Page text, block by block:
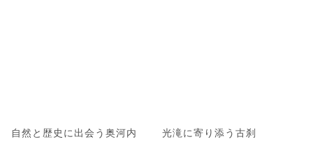
自然と歴史に出会う奥河内 光滝に寄り添う古刹